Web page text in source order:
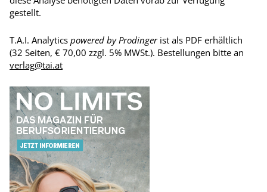
gestellt.
T.A.I. Analyticspowered by Prodinger ist als PDF erhältlich
(32 Seiten, € 70,00 zzgl. 5% MWSt.). Bestellungen bitte an
verlag@tai.at